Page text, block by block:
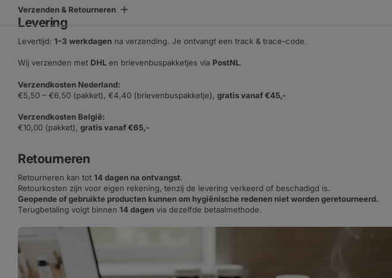
Verzenden & Retourneren
Levering
Levertijd: 1–3 werkdagen na verzending. Je ontvangt een track & trace-code.
Wij verzenden met DHL en brievenbuspakketjes via PostNL.
Verzendkosten Nederland:
€5,50 – €6,50 (pakket), €4,40 (brievenbuspakketje), gratis vanaf €45,-
Verzendkosten België:
€10,00 (pakket), gratis vanaf €65,-
Retourneren
Retourneren kan tot 14 dagen na ontvangst.
Retourkosten zijn voor eigen rekening, tenzij de levering verkeerd of beschadigd is.
Geopende of gebruikte producten kunnen om hygiënische redenen niet worden geretourneerd.
Terugbetaling volgt binnen 14 dagen via dezelfde betaalmethode.